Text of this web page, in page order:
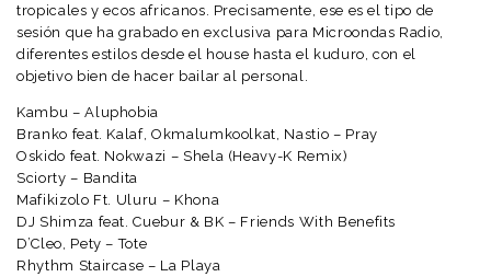
tropicales y ecos africanos. Precisamente, ese es el tipo de
sesión que ha grabado en exclusiva para Microondas Radio,
diferentes estilos desde el house hasta el kuduro, con el
objetivo bien de hacer bailar al personal.
Kambu – Aluphobia
Branko feat. Kalaf, Okmalumkoolkat, Nastio – Pray
Oskido feat. Nokwazi – Shela (Heavy-K Remix)
Sciorty – Bandita
Mafikizolo Ft. Uluru – Khona
DJ Shimza feat. Cuebur & BK – Friends With Benefits
D’Cleo, Pety – Tote
Rhythm Staircase – La Playa